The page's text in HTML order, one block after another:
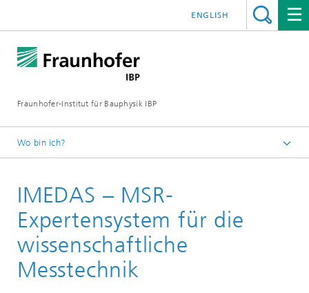
Fraunhofer-Institut für Bauphysik IBP
ENGLISH
Wo bin ich?
IMEDAS – MSR-
Expertensystem für die
wissenschaftliche
Messtechnik